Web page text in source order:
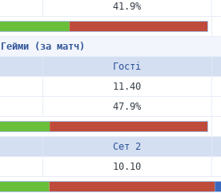
41.9%
Гейми (за матч)
Гості
11.40
47.9%
Сет 2
10.10